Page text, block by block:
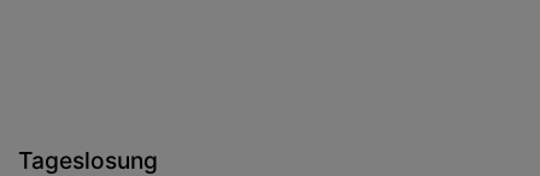
Tageslosung